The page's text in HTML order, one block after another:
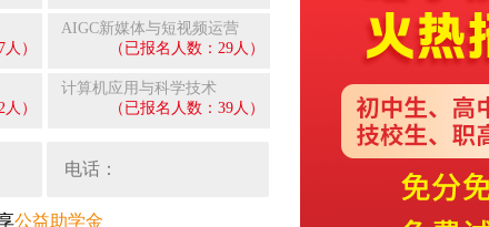
）
AIGC新媒体与短视频运营
（已报名人数：29人）
）
计算机应用与科学技术
（已报名人数：39人）
公益助学金